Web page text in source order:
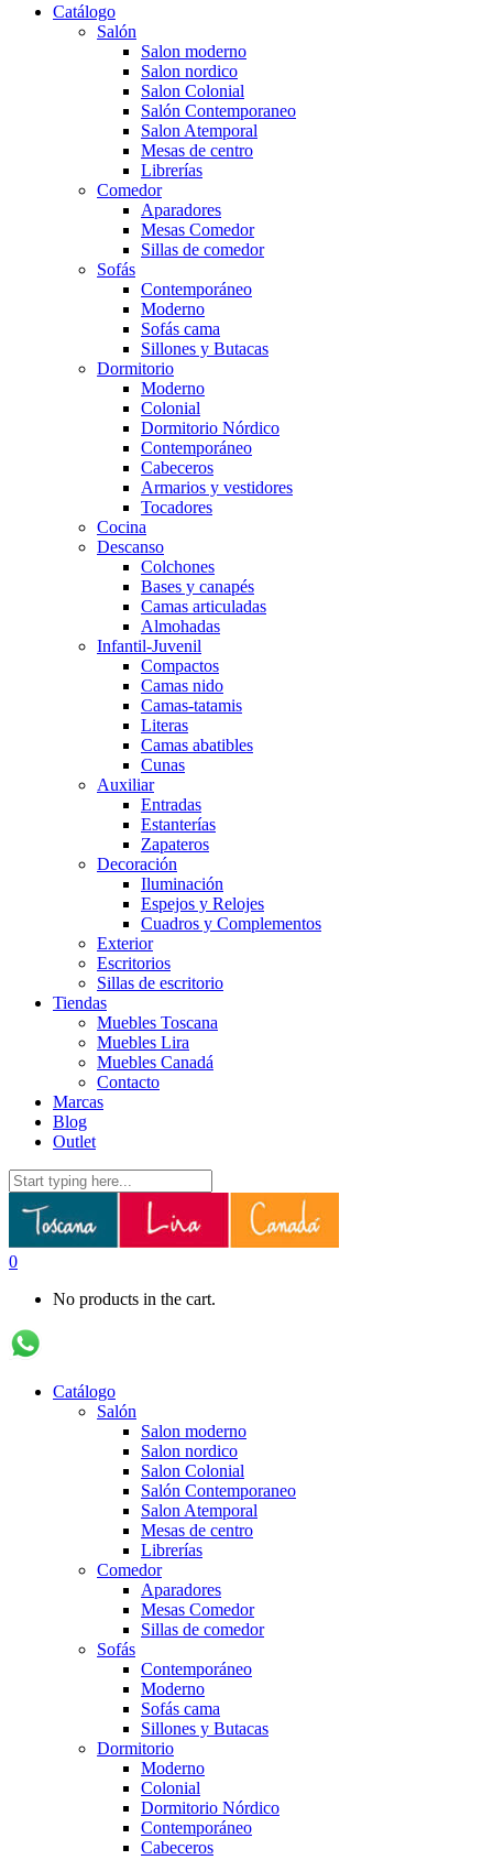
Catálogo
Salón
Salon moderno
Salon nordico
Salon Colonial
Salón Contemporaneo
Salon Atemporal
Mesas de centro
Librerías
Comedor
Aparadores
Mesas Comedor
Sillas de comedor
Sofás
Contemporáneo
Moderno
Sofás cama
Sillones y Butacas
Dormitorio
Moderno
Colonial
Dormitorio Nórdico
Contemporáneo
Cabeceros
Armarios y vestidores
Tocadores
Cocina
Descanso
Colchones
Bases y canapés
Camas articuladas
Almohadas
Infantil-Juvenil
Compactos
Camas nido
Camas-tatamis
Literas
Camas abatibles
Cunas
Auxiliar
Entradas
Estanterías
Zapateros
Decoración
Iluminación
Espejos y Relojes
Cuadros y Complementos
Exterior
Escritorios
Sillas de escritorio
Tiendas
Muebles Toscana
Muebles Lira
Muebles Canadá
Contacto
Marcas
Blog
Outlet
0
No products in the cart.
Catálogo
Salón
Salon moderno
Salon nordico
Salon Colonial
Salón Contemporaneo
Salon Atemporal
Mesas de centro
Librerías
Comedor
Aparadores
Mesas Comedor
Sillas de comedor
Sofás
Contemporáneo
Moderno
Sofás cama
Sillones y Butacas
Dormitorio
Moderno
Colonial
Dormitorio Nórdico
Contemporáneo
Cabeceros